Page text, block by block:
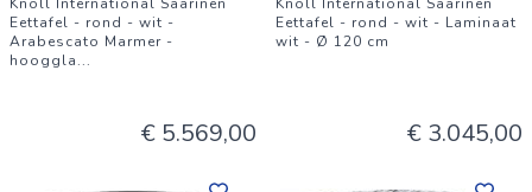
Eettafel - rond - wit -
Arabescato Marmer -
hooggla...
€ 5.569,00
Eettafel - rond - wit - Laminaat
wit - Ø 120 cm
€ 3.045,00